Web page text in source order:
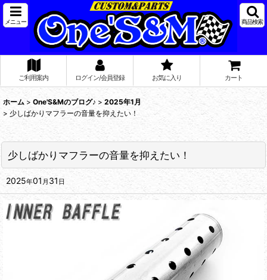
メニュー 商品検索
ご利用案内 ログイン/会員登録 お気に入り カート
ホーム > One'S&Mのブログ♪ > 2025年1月
> 少しばかりマフラーの音量を抑えたい！
少しばかりマフラーの音量を抑えたい！
2025年01 月 31 日